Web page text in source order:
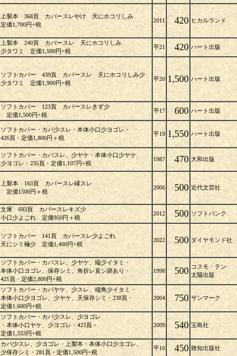
上製本 368頁 カバースレやけ 天にホコリしみ
定価1,700円+税
2011 420 ヒカルランド
上製本 240頁 カバースレ 天にホコリしみ
少タワミ 定価1,500円+税
平21 420 ハート出版
ソフトカバー 439頁 カバースレ 天にホコリしみ少
少タワミ 定価1,900円+税
平20 1,500 ハート出版
ソフトカバー 123頁 カバースレきず少
定価1,500円+税
平17 600 ハート出版
ソフトカバー・カバ少スレ・本体小口少ヨゴレ・
426頁・定価1,800円＋税
平19 1,550 ハート出版
ソフトカバー・カバスレ、少ヤケ・本体小口少ヤケ、
少ヨゴレ・235頁・定価1,107円+税
1987 470 大和出版
上製本 163頁 カバースレ縁スレ
定価1500円＋税
2006 500 近代文芸社
文庫 693頁 カバースレキズ少
小口少よごれ 定価950円＋税
2012 500 ソフトバンク
ソフトカバー 141頁 カバースレ少よごれ
天にシミ極少 定価1,400円+税
2022 500 ダイヤモンド社
ソフトカバー・カバスレ、少ヤケ、端少イタミ・
本体小口ヨゴレ、保存シミ、角折レ直シ跡あり・
421頁・定価2,800円+税
1998 500 コスモ・テン
太陽出版
ソフトカバー・カバヤケ、少スレ、端角少イタミ・
本体小口少ヨゴレ、少ヤケ、天保存シミ・238頁・
定価1,600円+税
2004 750 サンマーク
ソフトカバー・カバ少スレ、少ヨゴレ
・本体小口ヤケ、少ヨゴレ・423頁・
定価1,333円+税
2009 540 宝島社
カバ少スレ、少ヨゴレ・上製本・本体小口少ヨゴレ、
少保存シミ・281頁・定価1,500円+税
平16 450 致知出版社